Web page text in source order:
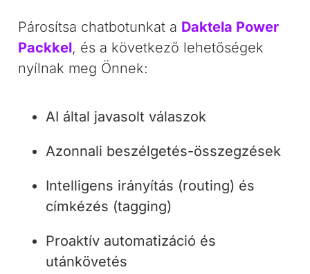
Párosítsa chatbotunkat a Daktela Power
Packkel, és a következő lehetőségek
nyílnak meg Önnek:
AI által javasolt válaszok
Azonnali beszélgetés-összegzések
Intelligens irányítás (routing) és
címkézés (tagging)
Proaktív automatizáció és
utánkövetés